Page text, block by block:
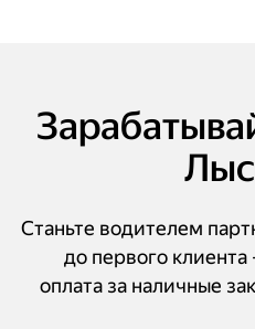
Станьте водителем
до первого
оплата за наличные